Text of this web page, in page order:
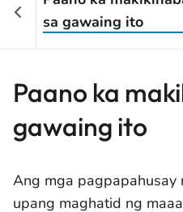
sa gawaing ito
Paano ka
gawaing ito
Ang mga pagpapahusay
upang maghatid ng